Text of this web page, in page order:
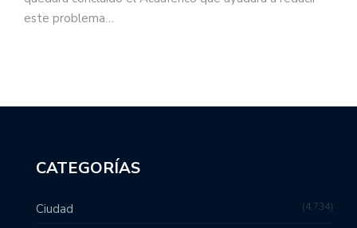
este problema…
CATEGORÍAS
Ciudad 4,734